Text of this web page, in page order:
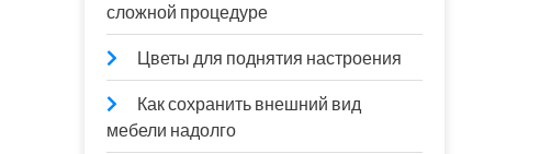
сложной процедуре
Цветы для поднятия настроения
Как сохранить внешний вид
мебели надолго